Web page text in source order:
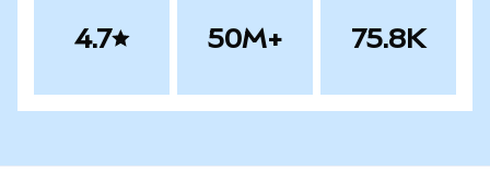
4.7 50M+ 75.8K